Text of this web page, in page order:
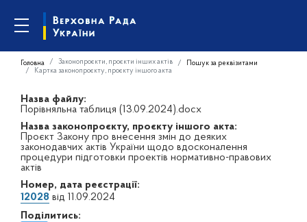
Головна Законопроєкти, проєкти інших актів
Пошук за реквізитами
Картка законопроєкту, проєкту іншого акта
Назва файлу:
Порівняльна таблиця (13.09.2024).docx
Назва законопроєкту, проєкту іншого акта:
Проєкт Закону про внесення змін до деяких
законодавчих актів України щодо вдосконалення
процедури підготовки проектів нормативно-правових
актів
Номер, дата реєстрації:
12028 від 11.09.2024
Поділитись: